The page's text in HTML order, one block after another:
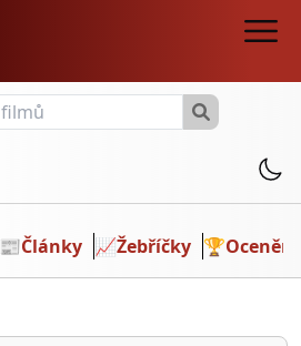
📰Články 📈Žebříčky 🏆Ocenění